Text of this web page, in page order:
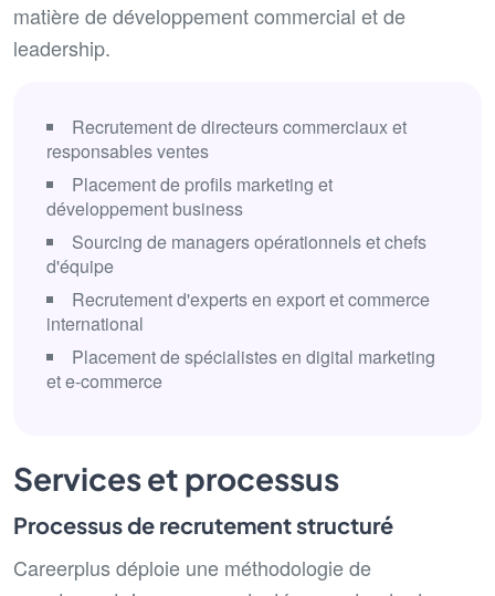
matière de développement commercial et de
leadership.
Recrutement de directeurs commerciaux et
responsables ventes
Placement de profils marketing et
développement business
Sourcing de managers opérationnels et chefs
d'équipe
Recrutement d'experts en export et commerce
international
Placement de spécialistes en digital marketing
et e-commerce
Services et processus
Processus de recrutement structuré
Careerplus déploie une méthodologie de